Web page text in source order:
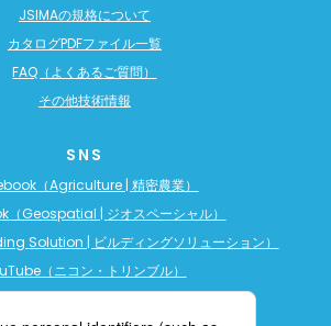
JSIMAの規格について
カタログPDFファイル一覧
FAQ（よくあるご質問）
その他技術情報
SNS
（Agriculture | 精密農業）
Geospatial | ジオスペーシャル）
Solution | ビルディングソリューション）
（ニコン・トリンブル）